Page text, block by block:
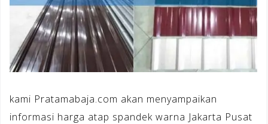
kami Pratamabaja.com akan menyampaikan
informasi harga atap spandek warna Jakarta Pusat